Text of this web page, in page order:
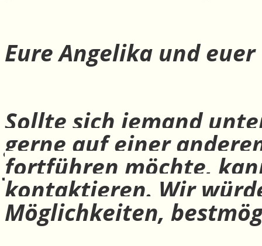
Eure Angelika und
Sollte sich jemand
gerne auf einer
fortführen möchte,
kontaktieren. Wir
Möglichkeiten,